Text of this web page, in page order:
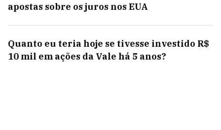
apostas sobre os juros nos EUA
Quanto eu teria hoje se tivesse investido R$
10 mil em ações da Vale há 5 anos?